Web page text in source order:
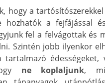
hogy a
hozhatók a fejfájással
fel a felvágottak és
Szintén jobb ilyenkor
tartalmazó
ne koplaljunk,